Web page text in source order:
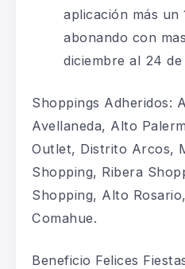
aplicación más un
abonando con
diciembre al 24 de
Shoppings Adheridos:
Avellaneda, Alto
Outlet, Distrito Arcos,
Shopping, Ribera
Shopping, Alto
Comahue.
Beneficio Felices